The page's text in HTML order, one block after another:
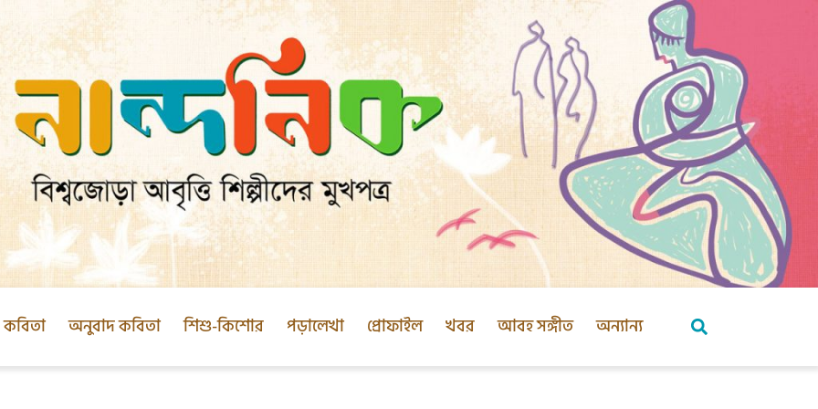
কবিতা অনুবাদ কবিতা শিশু-কিশোর পড়ালেখা প্রোফাইল খবর আবহ সঙ্গীত অন্যান্য